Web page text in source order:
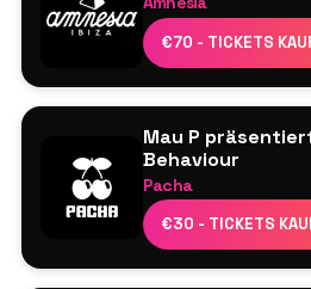
€70 - TICKETS
Adam Beyer
ARTBAT
Camelphat
Mau P
Behaviour
Pacha
€30 - TICKETS
Joseph Capriati
Karretero
Mau P